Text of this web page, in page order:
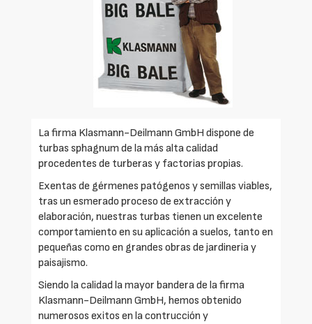
La firma Klasmann-Deilmann GmbH dispone de
turbas sphagnum de la más alta calidad
procedentes de turberas y factorias propias.
Exentas de gérmenes patógenos y semillas viables,
tras un esmerado proceso de extracción y
elaboración, nuestras turbas tienen un excelente
comportamiento en su aplicación a suelos, tanto en
pequeñas como en grandes obras de jardineria y
paisajismo.
Siendo la calidad la mayor bandera de la firma
Klasmann-Deilmann GmbH, hemos obtenido
numerosos exitos en la contrucción y